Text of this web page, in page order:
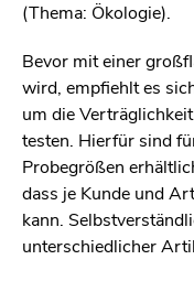
(Thema: Ökologie).
Bevor mit einer
wird, empfiehlt es
um die
testen. Hierfür sind
Probegrößen
dass je Kunde und
kann.
unterschiedlicher